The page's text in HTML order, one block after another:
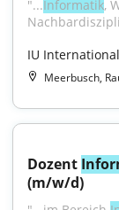
"...Informatik,
IU
Meerbusch,
Dozent
(m/w/d)